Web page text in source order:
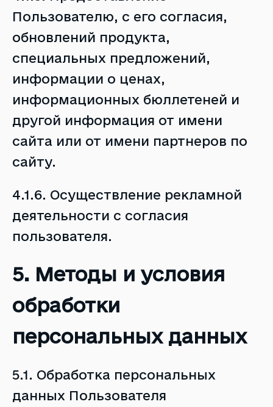
Пользователю, с его согласия,
обновлений продукта,
специальных предложений,
информации о ценах,
информационных бюллетеней и
другой информация от имени
сайта или от имени партнеров по
сайту.
4.1.6. Осуществление рекламной
деятельности с согласия
пользователя.
5. Методы и условия
обработки
персональных данных
5.1. Обработка персональных
данных Пользователя